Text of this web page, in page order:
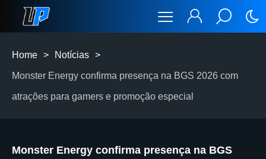
Home > Notícias >
Monster Energy confirma presença na BGS 2026 com
atrações para gamers e promoção especial
Monster Energy confirma presença na BGS